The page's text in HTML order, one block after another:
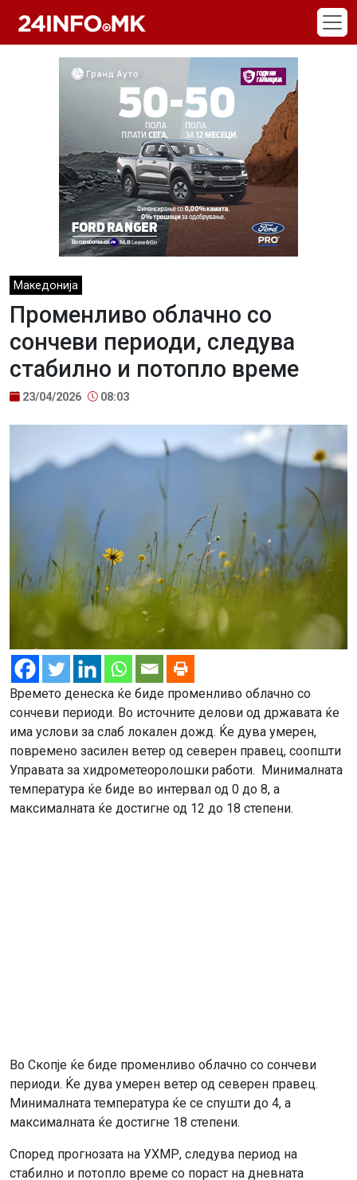
Македонија
Променливо облачно со
сончеви периоди, следува
стабилно и потопло време
23/04/2026 08:03
Времето денеска ќе биде променливо облачно со
сончеви периоди. Во источните делови од државата ќе
има услови за слаб локален дожд. Ќе дува умерен,
повремено засилен ветер од северен правец, соопшти
Управата за хидрометеоролошки работи. Минималната
температура ќе биде во интервал од 0 до 8, а
максималната ќе достигне од 12 до 18 степени.
Во Скопје ќе биде променливо облачно со сончеви
периоди. Ќе дува умерен ветер од северен правец.
Минималната температура ќе се спушти до 4, а
максималната ќе достигне 18 степени.
Според прогнозата на УХМР, следува период на
стабилно и потопло време со пораст на дневната